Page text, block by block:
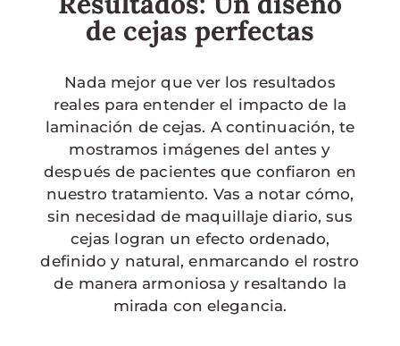
de cejas perfectas
Nada mejor que ver los resultados
reales para entender el impacto de la
laminación de cejas. A continuación, te
mostramos imágenes del antes y
después de pacientes que confiaron en
nuestro tratamiento. Vas a notar cómo,
sin necesidad de maquillaje diario, sus
cejas logran un efecto ordenado,
definido y natural, enmarcando el rostro
de manera armoniosa y resaltando la
mirada con elegancia.